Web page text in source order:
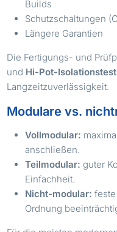
Builds
Schutzschaltungen
Längere Garantien
Die Fertigungs- und
und Hi-Pot-
Langzeitzuverlässigkeit.
Modulare vs.
Vollmodular:
anschließen.
Teilmodular: guter
Einfachheit.
Nicht-modular:
Ordnung